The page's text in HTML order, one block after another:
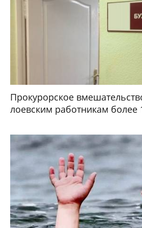
Прокурорское
лоевским работникам более